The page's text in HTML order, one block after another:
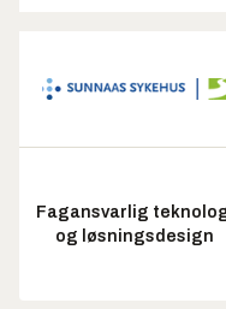
Fagansvarlig
og løsningsdesign